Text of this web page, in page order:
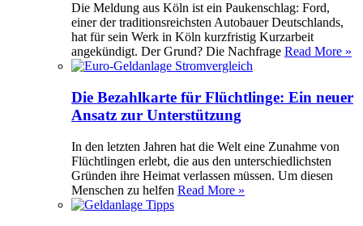
Die Meldung aus Köln ist ein Paukenschlag: Ford,
einer der traditionsreichsten Autobauer Deutschlands,
hat für sein Werk in Köln kurzfristig Kurzarbeit
angekündigt. Der Grund? Die Nachfrage Read More »
Die Bezahlkarte für Flüchtlinge: Ein neuer
Ansatz zur Unterstützung
In den letzten Jahren hat die Welt eine Zunahme von
Flüchtlingen erlebt, die aus den unterschiedlichsten
Gründen ihre Heimat verlassen müssen. Um diesen
Menschen zu helfen Read More »